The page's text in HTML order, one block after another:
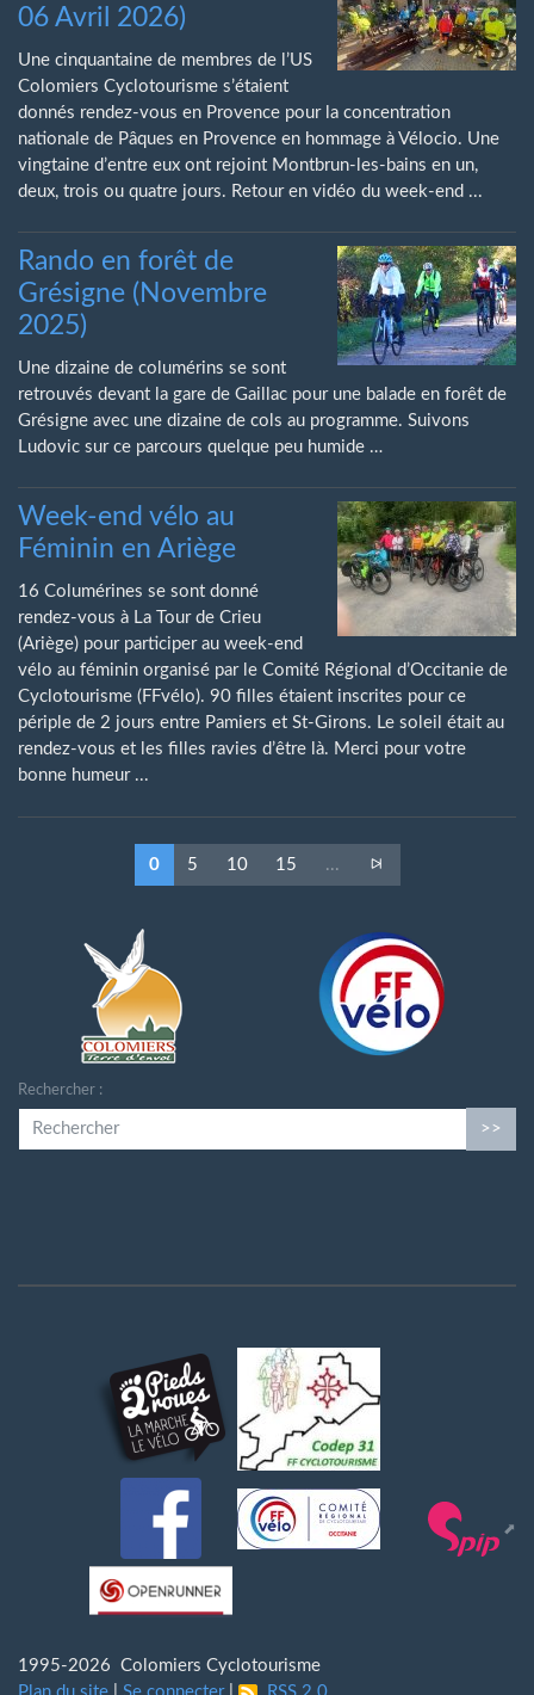
06 Avril 2026)
Une cinquantaine de membres de l’US
Colomiers Cyclotourisme s’étaient
donnés rendez-vous en Provence pour la concentration
nationale de Pâques en Provence en hommage à Vélocio. Une
vingtaine d’entre eux ont rejoint Montbrun-les-bains en un,
deux, trois ou quatre jours. Retour en vidéo du week-end ...
Rando en forêt de
Grésigne (Novembre
2025)
Une dizaine de columérins se sont
retrouvés devant la gare de Gaillac pour une balade en forêt de
Grésigne avec une dizaine de cols au programme. Suivons
Ludovic sur ce parcours quelque peu humide …
Week-end vélo au
Féminin en Ariège
16 Columérines se sont donné
rendez-vous à La Tour de Crieu
(Ariège) pour participer au week-end
vélo au féminin organisé par le Comité Régional d’Occitanie de
Cyclotourisme (FFvélo). 90 filles étaient inscrites pour ce
périple de 2 jours entre Pamiers et St-Girons. Le soleil était au
rendez-vous et les filles ravies d’être là. Merci pour votre
bonne humeur ...
0 5 10 15 ...
Rechercher :
>>
1995-2026 Colomiers Cyclotourisme